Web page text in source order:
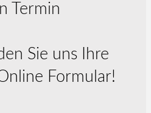
Termin
Sie uns Ihre
Formular!